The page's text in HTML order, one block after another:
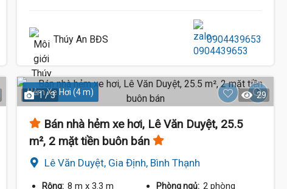
Thúy An BĐS 0904439653
Hẻm Xe Hơi (4 m)
1 / 3 29
Bán nhà hẻm xe hơi, Lê Văn Duyệt, 25.5
m², 2 mặt tiền buôn bán
Lê Văn Duyệt, Gia Định, Bình Thạnh
Rộng: 8 m x 3.3 m Phòng ngủ: 2 phòng